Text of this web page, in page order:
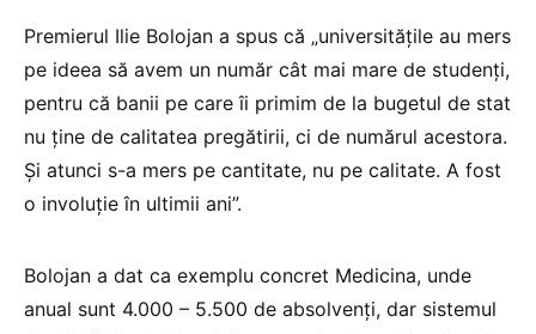
Premierul Ilie Bolojan a spus că „universitățile au mers
pe ideea să avem un număr cât mai mare de studenţi,
pentru că banii pe care îi primim de la bugetul de stat
nu ţine de calitatea pregătirii, ci de numărul acestora.
Şi atunci s-a mers pe cantitate, nu pe calitate. A fost
o involuție în ultimii ani”.
Bolojan a dat ca exemplu concret Medicina, unde
anual sunt 4.000 – 5.500 de absolvenți, dar sistemul